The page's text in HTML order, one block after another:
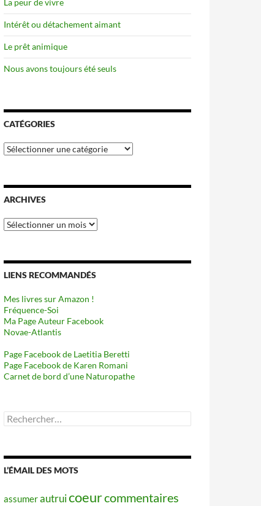
La peur de vivre
Intérêt ou détachement aimant
Le prêt animique
Nous avons toujours été seuls
CATÉGORIES
Catégories
ARCHIVES
Archives
LIENS RECOMMANDÉS
Mes livres sur Amazon !
Fréquence-Soi
Ma Page Auteur Facebook
Novae-Atlantis
Page Facebook de Laetitia Beretti
Page Facebook de Karen Romani
Carnet de bord d’une Naturopathe
Rechercher :
L’ÉMAIL DES MOTS
assumerautruicoeurcommentaires